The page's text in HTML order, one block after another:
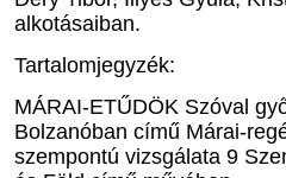
alkotásaiban.
Tartalomjegyzék:
MÁRAI-ETŰDÖK Szóval
Bolzanóban című Márai-
szempontú vizsgálata 9